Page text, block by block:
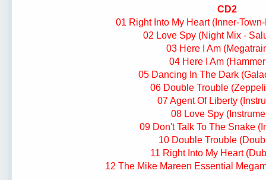
CD2
01 Right Into My Heart (Inner-
02 Love Spy (Night Mix -
03 Here I Am
04 Here I Am
05 Dancing In The Dark
06 Double Trouble
07 Agent Of Liberty
08 Love Spy
09 Don't Talk To The Snake
10 Double Trouble
11 Right Into My Heart
12 The Mike Mareen Essential